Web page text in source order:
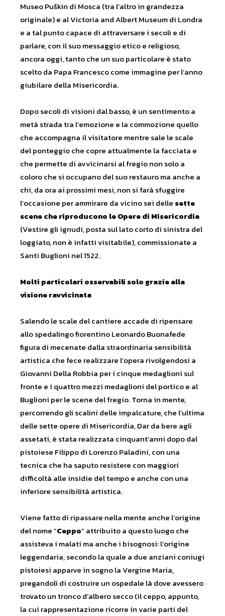
Museo Puškin di Mosca (tra l’altro in grandezza
originale) e al Victoria and Albert Museum di Londra
e a tal punto capace di attraversare i secoli e di
parlare, con il suo messaggio etico e religioso,
ancora oggi, tanto che un suo particolare è stato
scelto da Papa Francesco come immagine per l’anno
giubilare della Misericordia.
Dopo secoli di visioni dal basso, è un sentimento a
metà strada tra l’emozione e la commozione quello
che accompagna il visitatore mentre sale le scale
del ponteggio che copre attualmente la facciata e
che permette di avvicinarsi al fregio non solo a
coloro che si occupano del suo restauro ma anche a
chi, da ora ai prossimi mesi, non si farà sfuggire
l’occasione per ammirare da vicino sei delle sette
scene che riproducono le Opere di Misericordia
(Vestire gli ignudi, posta sul lato corto di sinistra del
loggiato, non è infatti visitabile), commissionate a
Santi Buglioni nel 1522.
Molti particolari osservabili solo grazie alla
visione ravvicinata
Salendo le scale del cantiere accade di ripensare
allo spedalingo fiorentino Leonardo Buonafede
figura di mecenate dalla straordinaria sensibilità
artistica che fece realizzare l’opera rivolgendosi a
Giovanni Della Robbia per i cinque medaglioni sul
fronte e i quattro mezzi medaglioni del portico e al
Buglioni per le scene del fregio. Torna in mente,
percorrendo gli scalini delle impalcature, che l’ultima
delle sette opere di Misericordia, Dar da bere agli
assetati, è stata realizzata cinquant’anni dopo dal
pistoiese Filippo di Lorenzo Paladini, con una
tecnica che ha saputo resistere con maggiori
difficoltà alle insidie del tempo e anche con una
inferiore sensibilità artistica.
Viene fatto di ripassare nella mente anche l’origine
del nome “Ceppo” attribuito a questo luogo che
assisteva i malati ma anche i bisognosi: l’origine
leggendaria, secondo la quale a due anziani coniugi
pistoiesi apparve in sogno la Vergine Maria,
pregandoli di costruire un ospedale là dove avessero
trovato un tronco d’albero secco (il ceppo, appunto,
la cui rappresentazione ricorre in varie parti del